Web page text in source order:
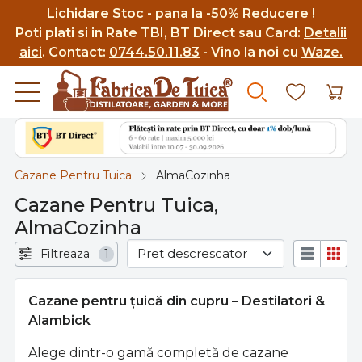
Lichidare Stoc - pana la -50% Reducere !
Poti plati si in Rate TBI, BT Direct sau Card: Detalii
aici. Contact: 0744.50.11.83 - Vino la noi cu Waze.
Cazane Pentru Tuica AlmaCozinha
Cazane Pentru Tuica,
AlmaCozinha
Filtreaza 1
Cazane pentru țuică din cupru – Destilatori &
Alambick
Alege dintr-o gamă completă de cazane